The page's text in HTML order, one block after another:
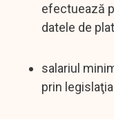
efectuează
datele de
salariul
prin